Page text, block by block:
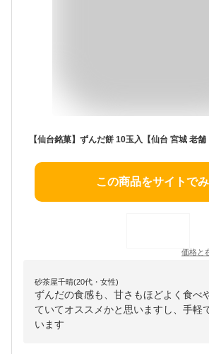
この商品をサイトで
価格と
砂茶屋千晴(20代・女性)
ずんだの食感も、甘さもほどよく食べ
ていてオススメかと思いますし、手軽
います